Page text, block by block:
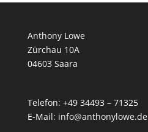
Anthony Lowe
Zürchau 10A
04603 Saara
Telefon: +49 34493 – 71325
E-Mail: info@anthonylowe.de